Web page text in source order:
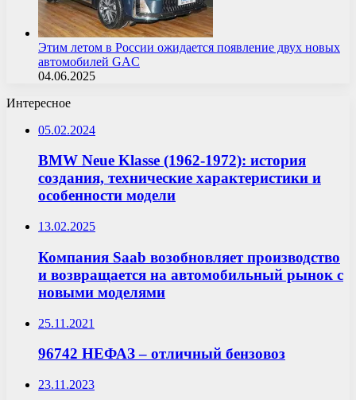
Этим летом в России ожидается появление двух новых
автомобилей GAC
04.06.2025
Интересное
05.02.2024
BMW Neue Klasse (1962-1972): история
создания, технические характеристики и
особенности модели
13.02.2025
Компания Saab возобновляет производство
и возвращается на автомобильный рынок с
новыми моделями
25.11.2021
96742 НЕФАЗ – отличный бензовоз
23.11.2023